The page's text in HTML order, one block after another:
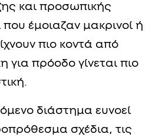
και προσωπικής
που έμοιαζαν μακρινοί ή
πιο κοντά από
για πρόοδο γίνεται πιο
διάστημα ευνοεί
σχέδια, τις